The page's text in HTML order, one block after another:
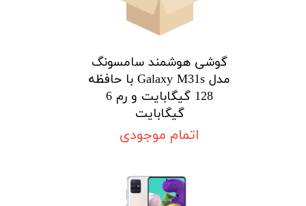
گوشی هوشمند سامسونگ
مدل Galaxy M31s با حافظه
128 گیگابایت و رم 6
گیگابایت
اتمام موجودی